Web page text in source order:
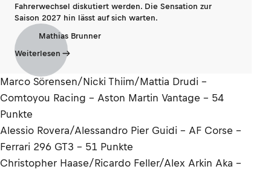
Fahrerwechsel diskutiert werden. Die Sensation zur
Saison 2027 hin lässt auf sich warten.
Mathias Brunner
Weiterlesen
Marco Sörensen/Nicki Thiim/Mattia Drudi -
Comtoyou Racing - Aston Martin Vantage - 54
Punkte
Alessio Rovera/Alessandro Pier Guidi - AF Corse -
Ferrari 296 GT3 - 51 Punkte
Christopher Haase/Ricardo Feller/Alex Arkin Aka -